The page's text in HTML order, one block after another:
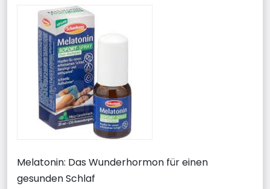
Melatonin: Das Wunderhormon für einen
gesunden Schlaf